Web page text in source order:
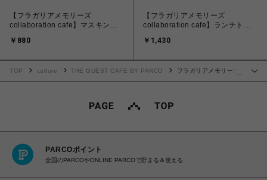
【フラガリアメモリーズ
collaboration cafe】マスキング
￥880
【フラガリアメモリーズ
collaboration cafe】ランチトー
￥1,430
TOP culture THE GUEST CAFE BY PARCO
フラガリアメモリーズ
PARCOポイント
全国のPARCOやONLINE PARCOで貯まる＆使える